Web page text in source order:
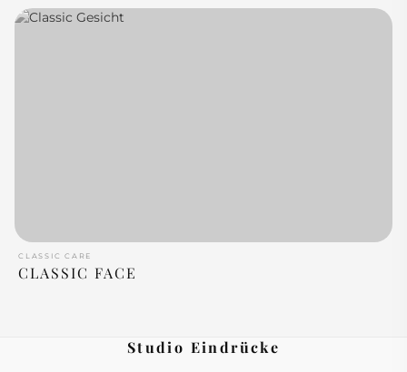
CLASSIC CARE
CLASSIC FACE
Studio Eindrücke